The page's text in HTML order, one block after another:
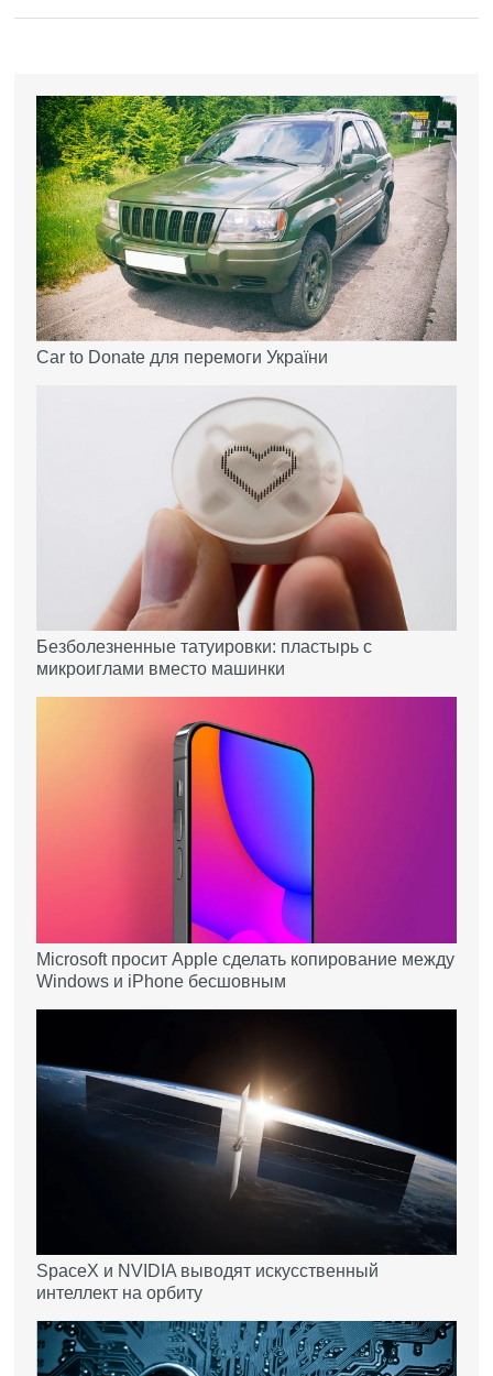
Car to Donate для перемоги України
Безболезненные татуировки: пластырь с
микроиглами вместо машинки
Microsoft просит Apple сделать копирование между
Windows и iPhone бесшовным
SpaceX и NVIDIA выводят искусственный
интеллект на орбиту